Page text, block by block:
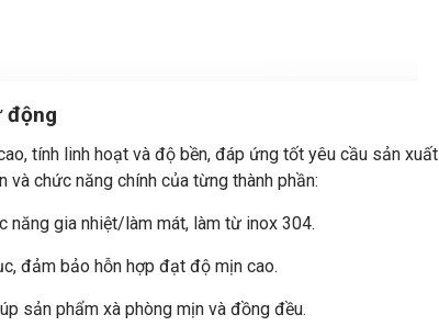
động
tính linh hoạt và độ bền, đáp ứng tốt yêu cầu sản xuất
và chức năng chính của từng thành phần:
năng gia nhiệt/làm mát, làm từ inox 304.
đảm bảo hỗn hợp đạt độ mịn cao.
sản phẩm xà phòng mịn và đồng đều.